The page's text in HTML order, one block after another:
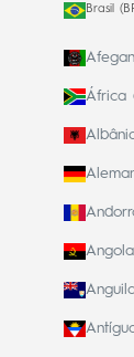
Brasil
África